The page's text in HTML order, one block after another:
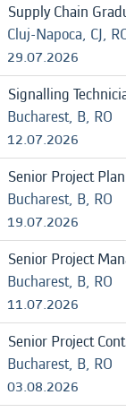
Supply Chain
Cluj-Napoca, CJ,
29.07.2026
Signalling
Bucharest, B, RO
12.07.2026
Senior Project
Bucharest, B, RO
19.07.2026
Senior Project
Bucharest, B, RO
11.07.2026
Senior Project
Bucharest, B, RO
03.08.2026